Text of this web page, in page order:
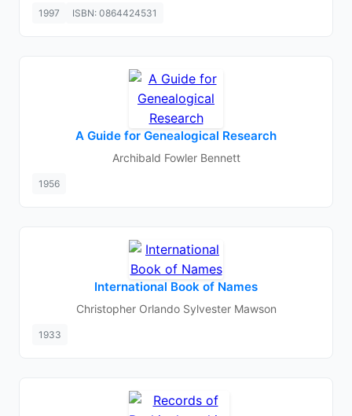
1997 ISBN: 0864424531
A Guide for Genealogical Research
Archibald Fowler Bennett
1956
International Book of Names
Christopher Orlando Sylvester Mawson
1933